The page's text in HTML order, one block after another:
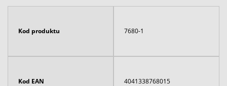
Kod produktu 7680-1
Kod EAN 4041338768015